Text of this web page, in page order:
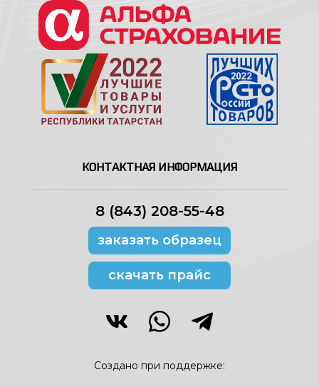
КОНТАКТНАЯ ИНФОРМАЦИЯ
8 (843) 208-55-48
заказать образец
скачать прайс
Создано при поддержке: